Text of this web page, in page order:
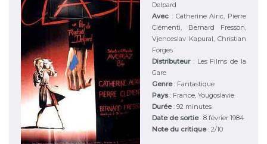
Delpard
Avec : Catherine Alric, Pierre
Clémenti, Bernard Fresson,
Vjenceslav Kapural, Christian
Forges
Distributeur : Les Films de la
Gare
Genre: Fantastique
Pays: France, Yougoslavie
Durée: 92 minutes
Date de sortie: 8 février 1984
Note du critique: 2/10